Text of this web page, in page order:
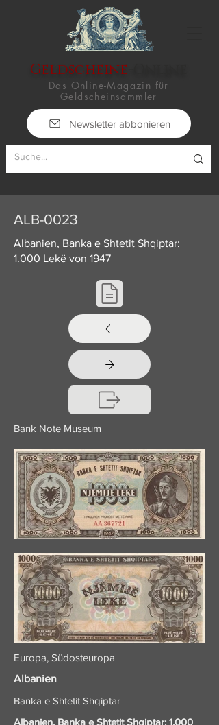
Geldscheine
Das Online-Magazin für
Geldscheinsammler
Newsletter abbonieren
ALB-0023
Albanien, Banka e Shtetit Shqiptar:
1.000 Lekë von 1947
Bank Note Museum
Europa, Südosteuropa
Albanien
Banka e Shtetit Shqiptar
Albanien, Banka e Shtetit Shqiptar: 1.000